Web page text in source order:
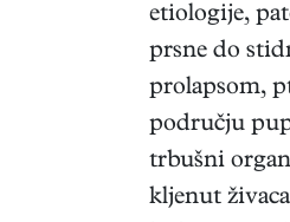
etiologije,
prsne do
prolapsom,
području
trbušni
kljenut